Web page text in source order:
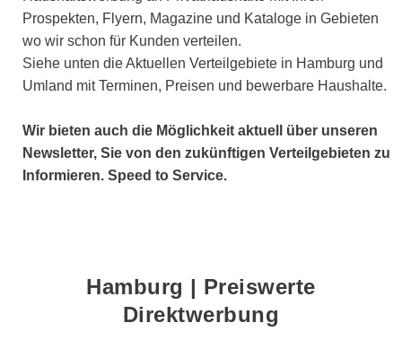
Prospekten, Flyern, Magazine und Kataloge in Gebieten
wo wir schon für Kunden verteilen.
Siehe unten die Aktuellen Verteilgebiete in Hamburg und
Umland mit Terminen, Preisen und bewerbare Haushalte.
Wir bieten auch die Möglichkeit aktuell über unseren
Newsletter, Sie von den zukünftigen Verteilgebieten zu
Informieren. Speed to Service.
Hamburg | Preiswerte
Direktwerbung